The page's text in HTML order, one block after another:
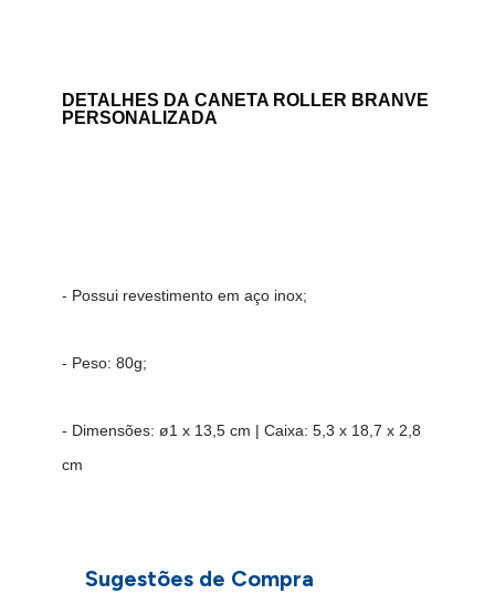
DETALHES DA CANETA ROLLER BRANVE
PERSONALIZADA
- Possui revestimento em aço inox;
- Peso: 80g;
- Dimensões: ø1 x 13,5 cm | Caixa: 5,3 x 18,7 x 2,8
cm
Sugestões de Compra